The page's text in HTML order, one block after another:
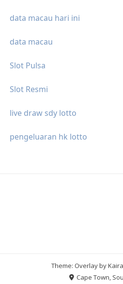
data macau hari ini
data macau
Slot Pulsa
Slot Resmi
live draw sdy lotto
pengeluaran hk lotto
Theme: Overlay byKaira
Cape Town,